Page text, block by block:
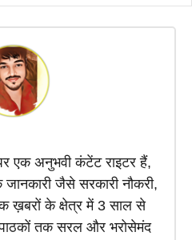
m
n
e
)
एक अनुभवी कंटेंट राइटर हैं,
जानकारी जैसे सरकारी नौकरी,
ख़बरों के क्षेत्र में 3 साल से
तक सरल और भरोसेमंद